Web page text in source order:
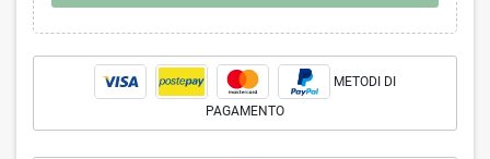
METODI DI
PAGAMENTO